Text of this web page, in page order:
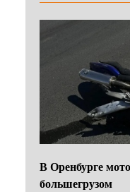
В Оренбурге
большегрузом